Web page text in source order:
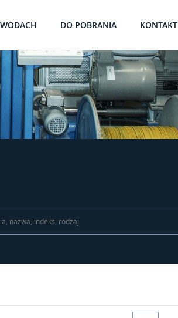
DO POBRANIA KONTAKT